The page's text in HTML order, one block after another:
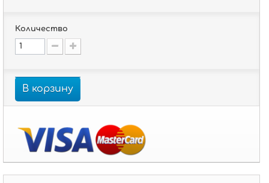
Количество
В корзину